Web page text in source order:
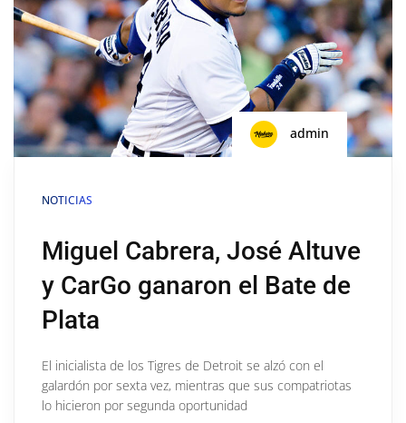
admin
NOTICIAS
Miguel Cabrera, José Altuve
y CarGo ganaron el Bate de
Plata
El inicialista de los Tigres de Detroit se alzó con el
galardón por sexta vez, mientras que sus compatriotas
lo hicieron por segunda oportunidad